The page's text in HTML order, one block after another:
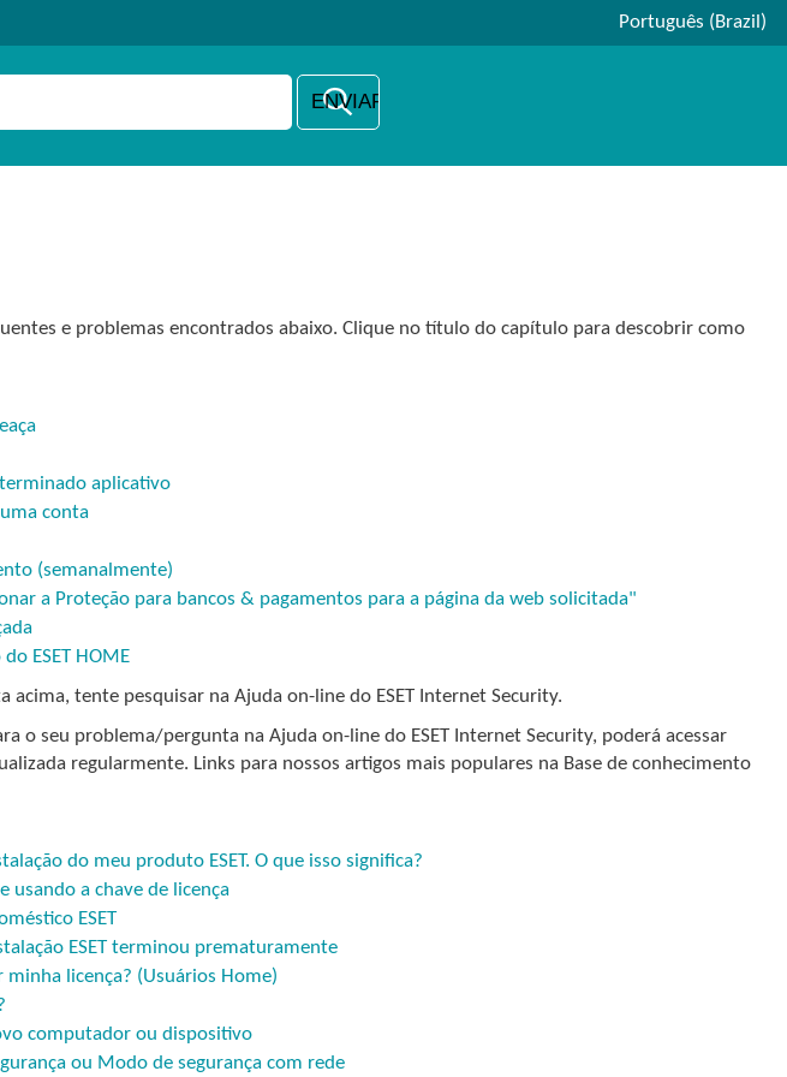
Português (Brazil)
e problemas encontrados abaixo. Clique no título do capítulo para descobrir como
aplicativo
conta
(semanalmente)
a Proteção para bancos & pagamentos para a página da web solicitada"
ESET HOME
tente pesquisar na Ajuda on-line do ESET Internet Security.
o seu problema/pergunta na Ajuda on-line do ESET Internet Security, poderá acessar
regularmente. Links para nossos artigos mais populares na Base de conhecimento
do meu produto ESET. O que isso significa?
usando a chave de licença
ESET
ESET terminou prematuramente
licença? (Usuários Home)
computador ou dispositivo
ou Modo de segurança com rede